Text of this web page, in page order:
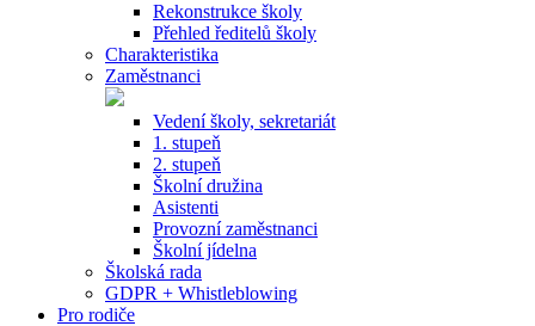
Rekonstrukce školy
Přehled ředitelů školy
Charakteristika
Zaměstnanci
Vedení školy, sekretariát
1. stupeň
2. stupeň
Školní družina
Asistenti
Provozní zaměstnanci
Školní jídelna
Školská rada
GDPR + Whistleblowing
Pro rodiče